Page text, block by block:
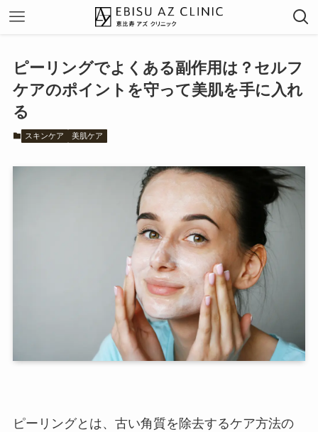
ピーリングでよくある副作用は？セルフ
ケアのポイントを守って美肌を手に入れ
る
スキンケア 美肌ケア
ピーリングとは、古い角質を除去するケア方法の